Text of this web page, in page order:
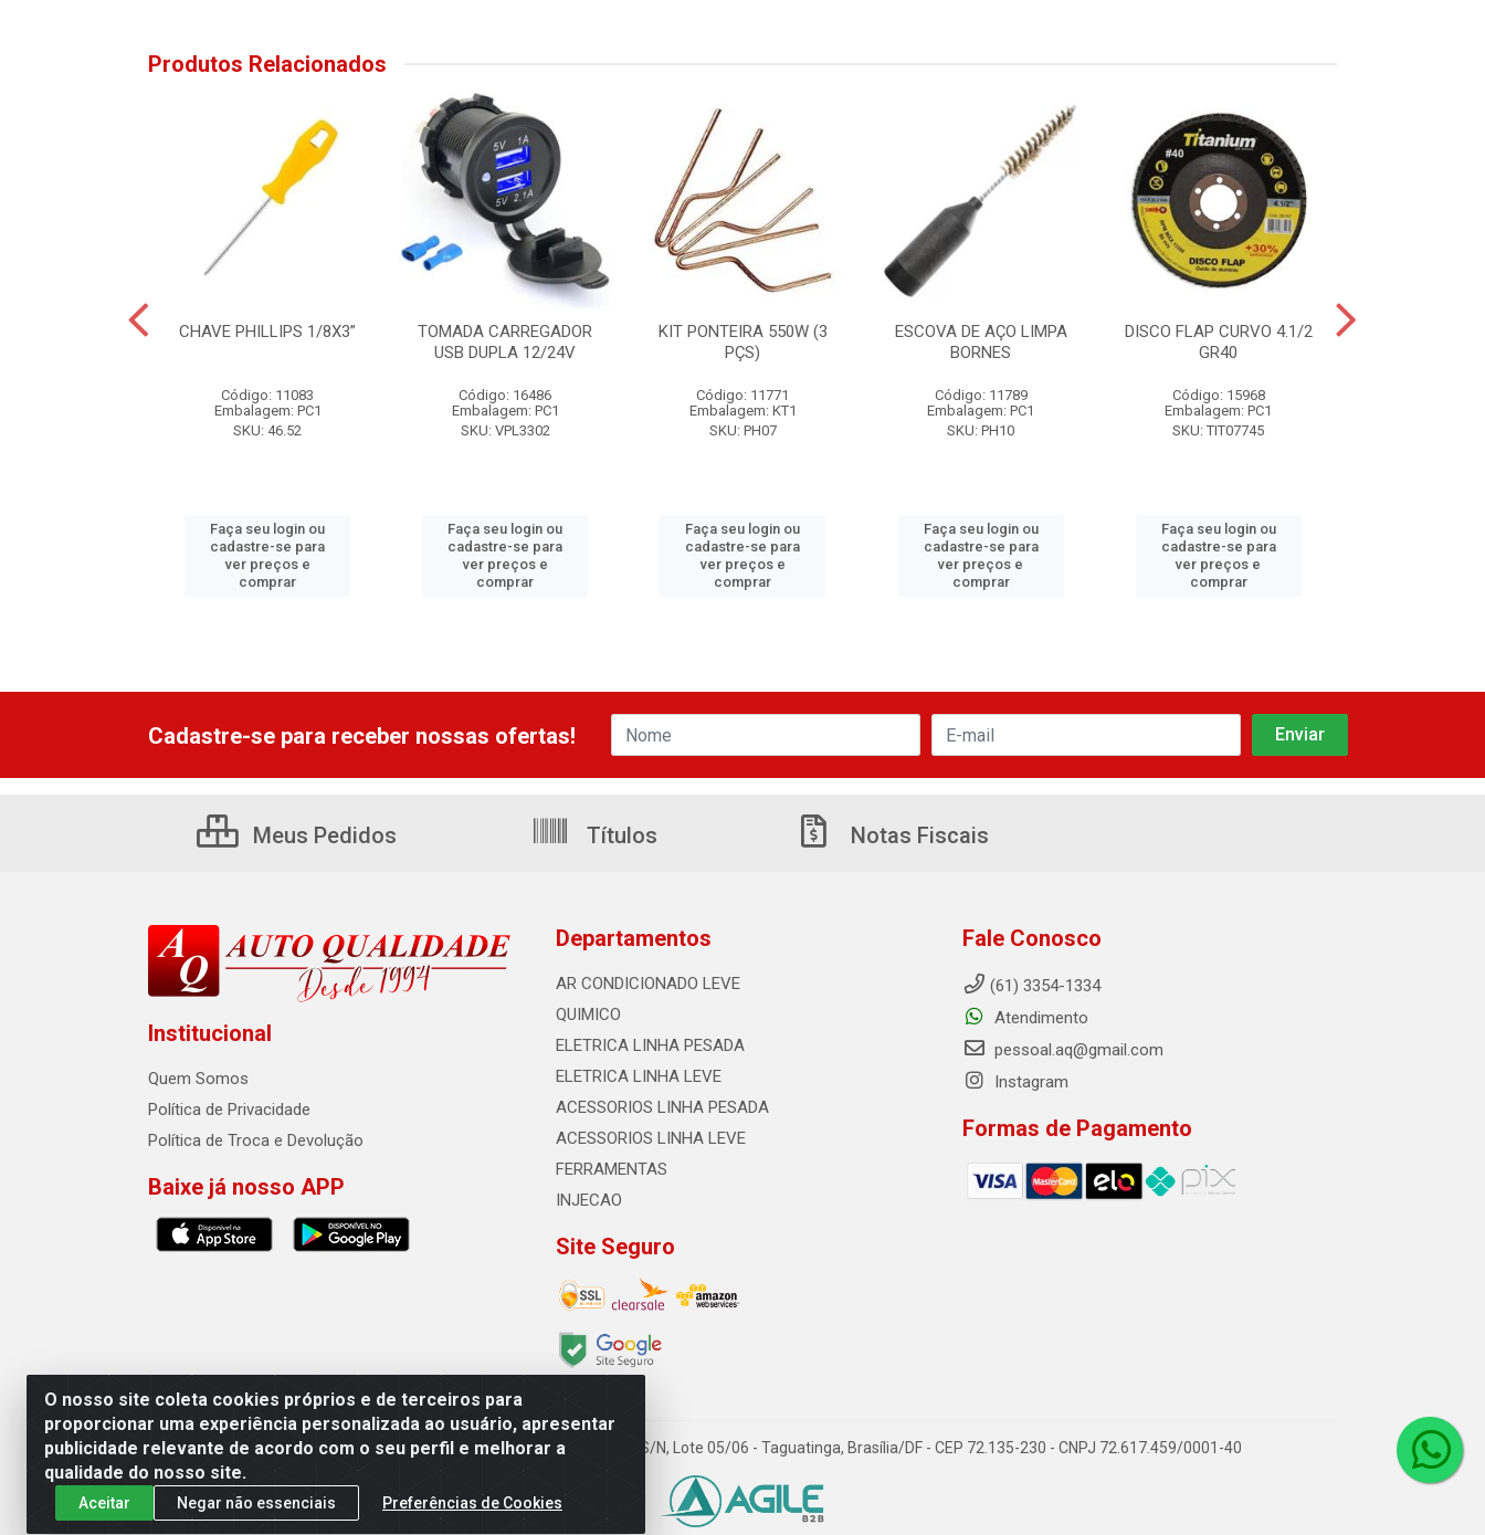
Produtos Relacionados
CHAVE PHILLIPS 1/8X3”
Código: 11083
Embalagem: PC1
SKU: 46.52
Faça seu login ou
cadastre-se para
ver preços e
comprar
TOMADA CARREGADOR
USB DUPLA 12/24V
Código: 16486
Embalagem: PC1
SKU: VPL3302
Faça seu login ou
cadastre-se para
ver preços e
comprar
KIT PONTEIRA 550W (3
PÇS)
Código: 11771
Embalagem: KT1
SKU: PH07
Faça seu login ou
cadastre-se para
ver preços e
comprar
ESCOVA DE AÇO LIMPA
BORNES
Código: 11789
Embalagem: PC1
SKU: PH10
Faça seu login ou
cadastre-se para
ver preços e
comprar
DISCO FLAP CURVO 4.1/2
GR40
Código: 15968
Embalagem: PC1
SKU: TIT07745
Faça seu login ou
cadastre-se para
ver preços e
comprar
O nosso site coleta cookies próprios e de terceiros para
proporcionar uma experiência personalizada ao usuário, apresentar
publicidade relevante de acordo com o seu perfil e melhorar a
qualidade do nosso site.
Aceitar Negar não essenciais Preferências de Cookies
Cadastre-se para receber nossas ofertas!
Meus Pedidos Títulos Notas Fiscais
Institucional
Quem Somos
Política de Privacidade
Política de Troca e Devolução
Baixe já nosso APP
Departamentos
AR CONDICIONADO LEVE
QUIMICO
ELETRICA LINHA PESADA
ELETRICA LINHA LEVE
ACESSORIOS LINHA PESADA
ACESSORIOS LINHA LEVE
FERRAMENTAS
INJECAO
Site Seguro
Fale Conosco
(61) 3354-1334
Atendimento
pessoal.aq@gmail.com
Instagram
Formas de Pagamento
Auto Qualidade Comercio de Pecas LTDA - Quadra Qi 23, S/N, Lote 05/06 - Taguatinga, Brasília/DF - CEP 72.135-230 - CNPJ 72.617.459/0001-40